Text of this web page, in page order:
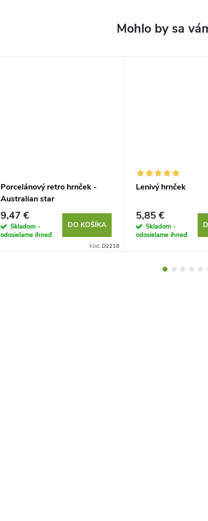
Porcelánový retro hrnček -
Australian star
9,47 €
Skladom -
odosielame ihneď
DO KOŠÍKA
Kód: D2218
Lenivý hrnček
5,85 €
Skladom -
odosielame ihneď